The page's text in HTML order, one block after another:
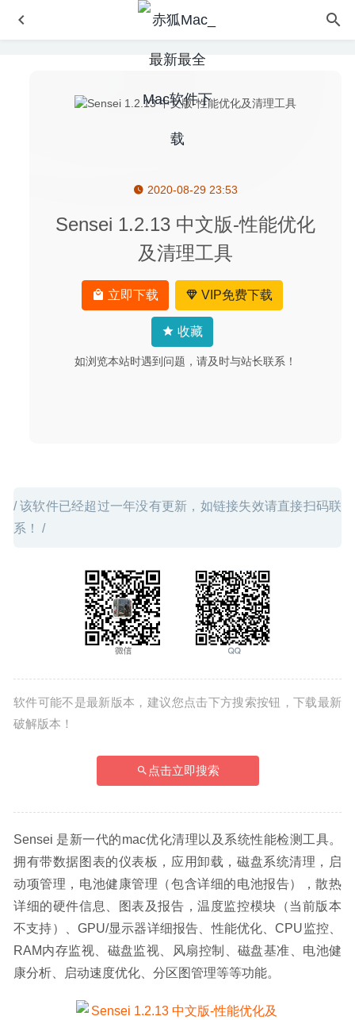
2020-08-29 23:53
Sensei 1.2.13 中文版-性能优化
及清理工具
立即下载 VIP免费下载
收藏
如浏览本站时遇到问题，请及时与站长联系！
/ 该软件已经超过一年没有更新，如链接失效请直接扫码联
系！ /
软件可能不是最新版本，建议您点击下方搜索按钮，下载最新
破解版本！
点击立即搜索
Sensei 是新一代的mac优化清理以及系统性能检测工具。
拥有带数据图表的仪表板，应用卸载，磁盘系统清理，启
动项管理，电池健康管理（包含详细的电池报告），散热
详细的硬件信息、图表及报告，温度监控模块（当前版本
不支持）、GPU/显示器详细报告、性能优化、CPU监控、
RAM内存监视、磁盘监视、风扇控制、磁盘基准、电池健
康分析、启动速度优化、分区图管理等等功能。
Adware Zap Pro 2.8.1.0 中文版-浏览器恶意广告清理及重
Display Maestro 5.1 – 屏幕分辨率调整工具 2023-07-18
Meta 2.5.1 中文版 – 音乐元标签数据编辑工具
DupeZap 4.1.4 fix – 重复文件查找与清理工具 2021-12-22
Movavi Academic 2022 22.0.0 中文版-强大的课程录制编辑